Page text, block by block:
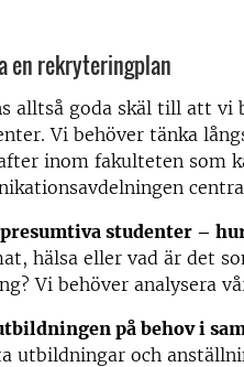
en rekryteringplan
alltså goda skäl till att vi
Vi behöver tänka
inom fakulteten som
presumtiva studenter –
hälsa eller vad är det
Vi behöver analysera
på behov i
utbildningar och